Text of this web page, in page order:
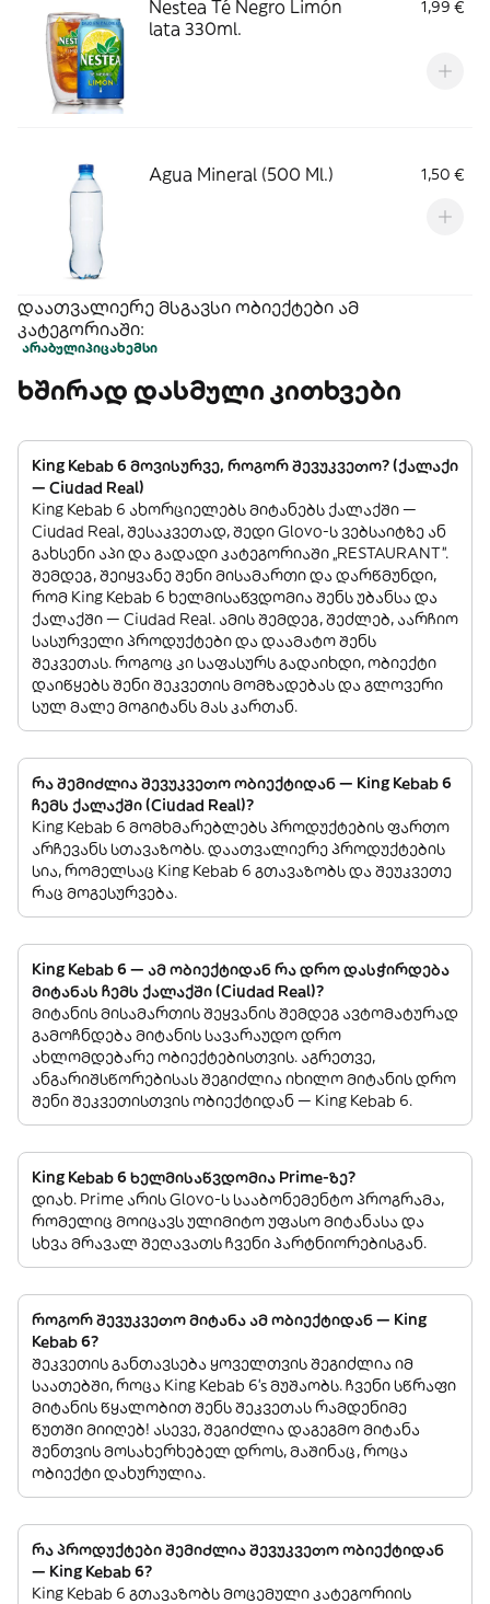
Nestea Té Negro Limón
lata 330ml.
1,99 €
Agua Mineral (500 Ml.) 1,50 €
დაათვალიერე მსგავსი ობიექტები ამ
კატეგორიაში:
არაბულიპიცახემსი
ხშირად დასმული კითხვები
King Kebab 6 მოვისურვე, როგორ შევუკვეთო? (ქალაქი
— Ciudad Real)
King Kebab 6 ახორციელებს მიტანებს ქალაქში —
Ciudad Real, შესაკვეთად, შედი Glovo-ს ვებსაიტზე ან
გახსენი აპი და გადადი კატეგორიაში „RESTAURANT”.
შემდეგ, შეიყვანე შენი მისამართი და დარწმუნდი,
რომ King Kebab 6 ხელმისაწვდომია შენს უბანსა და
ქალაქში — Ciudad Real. ამის შემდეგ, შეძლებ, აარჩიო
სასურველი პროდუქტები და დაამატო შენს
შეკვეთას. როგოც კი საფასურს გადაიხდი, ობიექტი
დაიწყებს შენი შეკვეთის მომზადებას და გლოვერი
სულ მალე მოგიტანს მას კართან.
რა შემიძლია შევუკვეთო ობიექტიდან — King Kebab 6
ჩემს ქალაქში (Ciudad Real)?
King Kebab 6 მომხმარებლებს პროდუქტების ფართო
არჩევანს სთავაზობს. დაათვალიერე პროდუქტების
სია, რომელსაც King Kebab 6 გთავაზობს და შეუკვეთე
რაც მოგესურვება.
King Kebab 6 — ამ ობიექტიდან რა დრო დასჭირდება
მიტანას ჩემს ქალაქში (Ciudad Real)?
მიტანის მისამართის შეყვანის შემდეგ ავტომატურად
გამოჩნდება მიტანის სავარაუდო დრო
ახლომდებარე ობიექტებისთვის. აგრეთვე,
ანგარიშსწორებისას შეგიძლია იხილო მიტანის დრო
შენი შეკვეთისთვის ობიექტიდან — King Kebab 6.
King Kebab 6 ხელმისაწვდომია Prime-ზე?
დიახ. Prime არის Glovo-ს სააბონემენტო პროგრამა,
რომელიც მოიცავს ულიმიტო უფასო მიტანასა და
სხვა მრავალ შეღავათს ჩვენი პარტნიორებისგან.
როგორ შევუკვეთო მიტანა ამ ობიექტიდან — King
Kebab 6?
შეკვეთის განთავსება ყოველთვის შეგიძლია იმ
საათებში, როცა King Kebab 6’s მუშაობს. ჩვენი სწრაფი
მიტანის წყალობით შენს შეკვეთას რამდენიმე
წუთში მიიღებ! ასევე, შეგიძლია დაგეგმო მიტანა
შენთვის მოსახერხებელ დროს, მაშინაც, როცა
ობიექტი დახურულია.
რა პროდუქტები შემიძლია შევუკვეთო ობიექტიდან
— King Kebab 6?
King Kebab 6 გთავაზობს მოცემული კატეგორიის